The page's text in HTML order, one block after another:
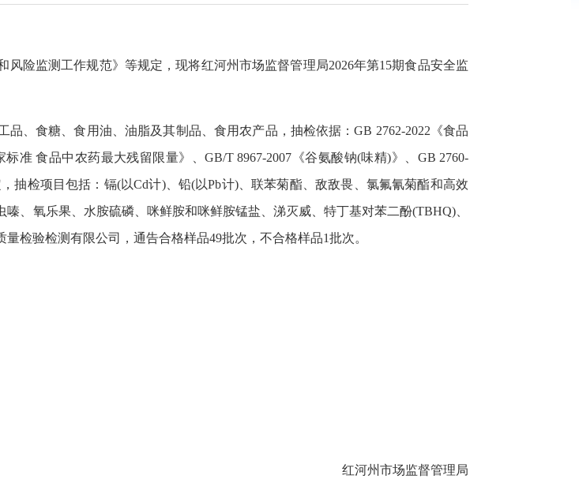
险监测工作规范》等规定，现将红河州市场监督管理局2026年第15期食品安全监
、食糖、食用油、油脂及其制品、食用农产品，抽检依据：GB 2762-2022《食品
准 食品中农药最大残留限量》、GB/T 8967-2007《谷氨酸钠(味精)》、GB 2760-
抽检项目包括：镉(以Cd计)、铅(以Pb计)、联苯菊酯、敌敌畏、氯氟氰菊酯和高效
、氧乐果、水胺硫磷、咪鲜胺和咪鲜胺锰盐、涕灭威、特丁基对苯二酚(TBHQ)、
检验检测有限公司，通告合格样品49批次，不合格样品1批次。
红河州市场监督管理局